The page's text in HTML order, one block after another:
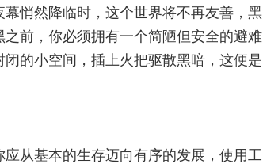
悄然降临时，这个世界将不再友善，黑
前，你必须拥有一个简陋但安全的避难
的小空间，插上火把驱散黑暗，这便是
从基本的生存迈向有序的发展，使用工